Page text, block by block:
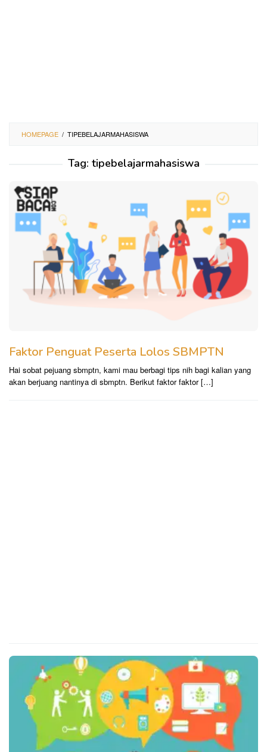
HOMEPAGE / TIPEBELAJARMAHASISWA
Tag: tipebelajarmahasiswa
Faktor Penguat Peserta Lolos SBMPTN
Hai sobat pejuang sbmptn, kami mau berbagi tips nih bagi kalian yang
akan berjuang nantinya di sbmptn. Berikut faktor faktor […]